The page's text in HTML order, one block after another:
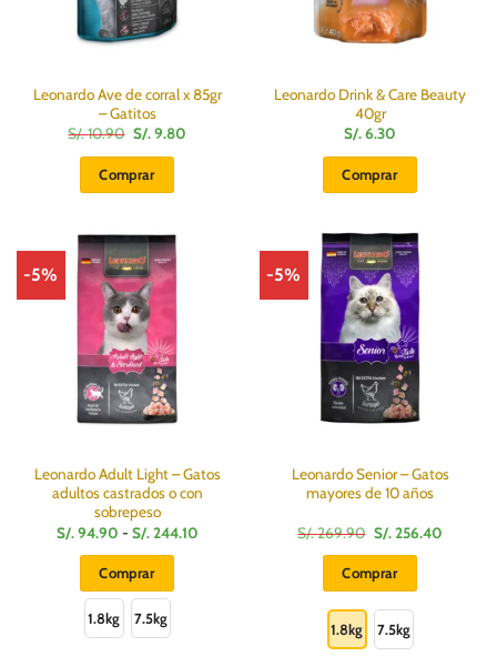
Leonardo Ave de corral x 85gr
– Gatitos
S/.10.90 El
precio
original
era:
S/.
S/.9.80El
Comprar
Leonardo Drink & Care Beauty
40gr
S/.6.30
Comprar
-5%
Leonardo Adult Light – Gatos
adultos castrados o con
sobrepeso
S/.94.90 - S/.244.10Rango
Comprar
Este
producto
1.8kg 7.5kg
-5%
Leonardo Senior – Gatos
mayores de 10 años
S/.269.90 El
precio
original
era:
S/.
S/.256.40El
Comprar
producto
tiene
1.8kg 7.5kg